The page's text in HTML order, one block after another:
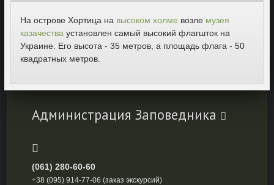
На острове Хортица на высоком холме возле музея
казачества установлен самый высокий флагшток на
Украине. Его высота - 35 метров, а площадь флага - 50
квадратных метров.
Администрация Заповедника
(061) 280-60-60
+38 (095) 914-77-06 (заказ экскурсий)